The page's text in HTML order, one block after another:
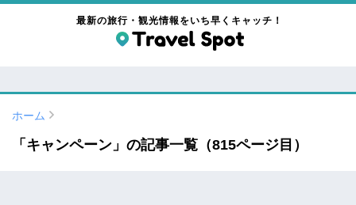
最新の旅行・観光情報をいち早くキャッチ！
ホーム
「キャンペーン」の記事一覧（815ページ目）